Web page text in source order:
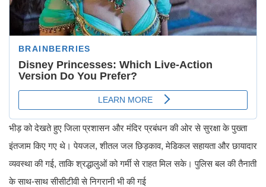
भीड़ को देखते हुए जिला प्रशासन और मंदिर प्रबंधन की ओर से सुरक्षा के पुख्ता
इंतजाम किए गए थे। पेयजल, शीतल जल छिड़काव, मेडिकल सहायता और छायादार
व्यवस्था की गई, ताकि श्रद्धालुओं को गर्मी से राहत मिल सके। पुलिस बल की तैनाती
के साथ-साथ सीसीटीवी से निगरानी भी की गई